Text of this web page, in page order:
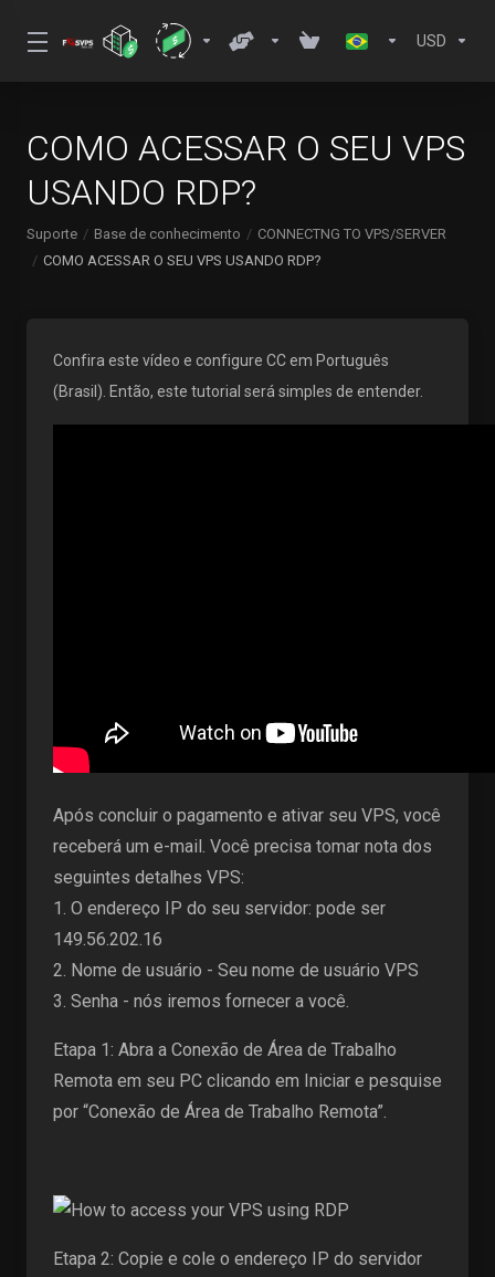
USD
COMO ACESSAR O SEU VPS
USANDO RDP?
Suporte Base de conhecimento
CONNECTNG TO VPS/SERVER
COMO ACESSAR O SEU VPS USANDO RDP?
Confira este vídeo e configure CC em Português
(Brasil). Então, este tutorial será simples de entender.
Após concluir o pagamento e ativar seu VPS, você
receberá um e-mail. Você precisa tomar nota dos
seguintes detalhes VPS:
1. O endereço IP do seu servidor: pode ser
149.56.202.16
2. Nome de usuário - Seu nome de usuário VPS
3. Senha - nós iremos fornecer a você.
Etapa 1: Abra a Conexão de Área de Trabalho
Remota em seu PC clicando em Iniciar e pesquise
por “Conexão de Área de Trabalho Remota”.
Etapa 2: Copie e cole o endereço IP do servidor